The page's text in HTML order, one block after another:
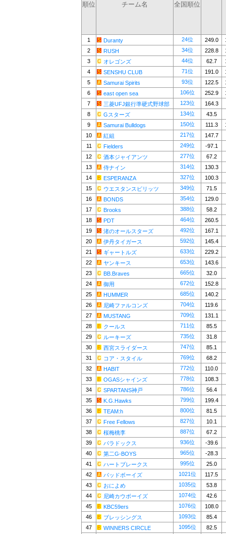
順位 チーム名 全国順位
1 Duranty 24位 249.0
2
RUSH 34位 228.8
3
オレゴンズ 44位 62.7
4
SENSHU CLUB 71位 191.0
5
Samurai Spirits 93位 122.5
6
east open sea 106位 252.9
7
三菱UFJ銀行準硬式野球部 123位
164.3
8
Gスターズ 134位
43.5
9
Samurai Bulldogs 150位 111.3
10
紅組 217位
147.7
11
Fielders 249位
-97.1
12
酒本ジャイアンツ 277位
67.2
13
侍ナイン 314位
130.3
14
ESPERANZA 327位
100.3
15
ウエスタンスピリッツ 349位
71.5
16
BONDS 354位
129.0
17
Brooks 388位
58.2
18
PDT 464位
260.5
19
渚のオールスターズ 492位
167.1
20
伊丹タイガース 592位
145.4
21
ギャートルズ 633位
229.2
22
ヤンキース 653位
143.6
23
BB.Braves 665位
32.0
24
御用 672位
152.8
25
HUMMER 685位
140.2
26
尼崎ファルコンズ 704位
119.6
27
MUSTANG 709位
131.1
28
クールス 711位
85.5
29
ルーキーズ 735位
31.8
30
西宮スライダース 747位
85.1
31
コア・スタイル 769位
68.2
32
HABIT 772位
110.0
33
OGASシャインズ 778位
108.3
34
SPARTANS神戸 786位
56.4
35
K.G.Hawks 799位
199.4
36
TEAM:h 800位
81.5
37
Free Fellows 827位
10.1
38
桜梅桃李 887位
67.2
39
パラドックス 936位
-39.6
40
第二G-BOYS 965位
-28.3
41
ハートブレークス 995位
25.0
42
バッドボーイズ 1021位
117.5
43
おによめ 1035位
53.8
44
尼崎カウボーイズ 1074位
42.6
45
KBC59ers 1076位
108.0
46
ブレッシングス 1093位
85.4
47
WINNERS CIRCLE 1095位
82.5